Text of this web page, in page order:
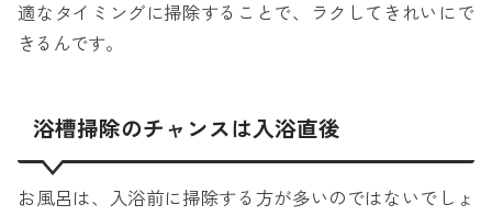
適なタイミングに掃除することで、ラクしてきれいにで
きるんです。
浴槽掃除のチャンスは入浴直後
お風呂は、入浴前に掃除する方が多いのではないでしょ